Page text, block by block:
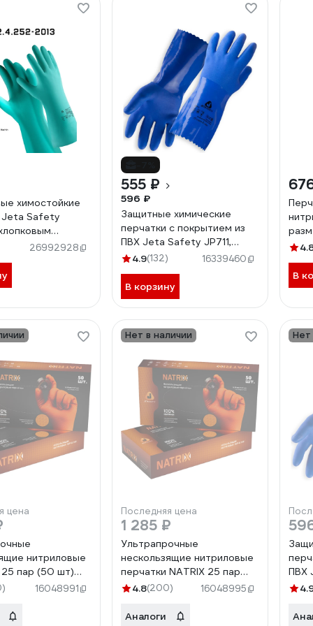
химостойкие
Jeta Safety
0.38 мм, р. 7/s
26992928
555 ₽
596 ₽
Защитные химические
перчатки с покрытием из
ПВХ Jeta Safety JP711,
синие, размер XL JP711-XL
4.9(132) 16339460
В корзину
107
В
цена
нитриловые
25 пар (50 шт)
10 толщина 0,15
OR-10-XL
16048991
Нет в наличии
Последняя цена
1 285 ₽
Ультрапрочные
нескользящие нитриловые
перчатки NATRIX 25 пар
(50 шт) размер S/7
Safety 050NATRIX-OR-07-
4.8(200) 16048995
Аналоги
Нет
ПВХ